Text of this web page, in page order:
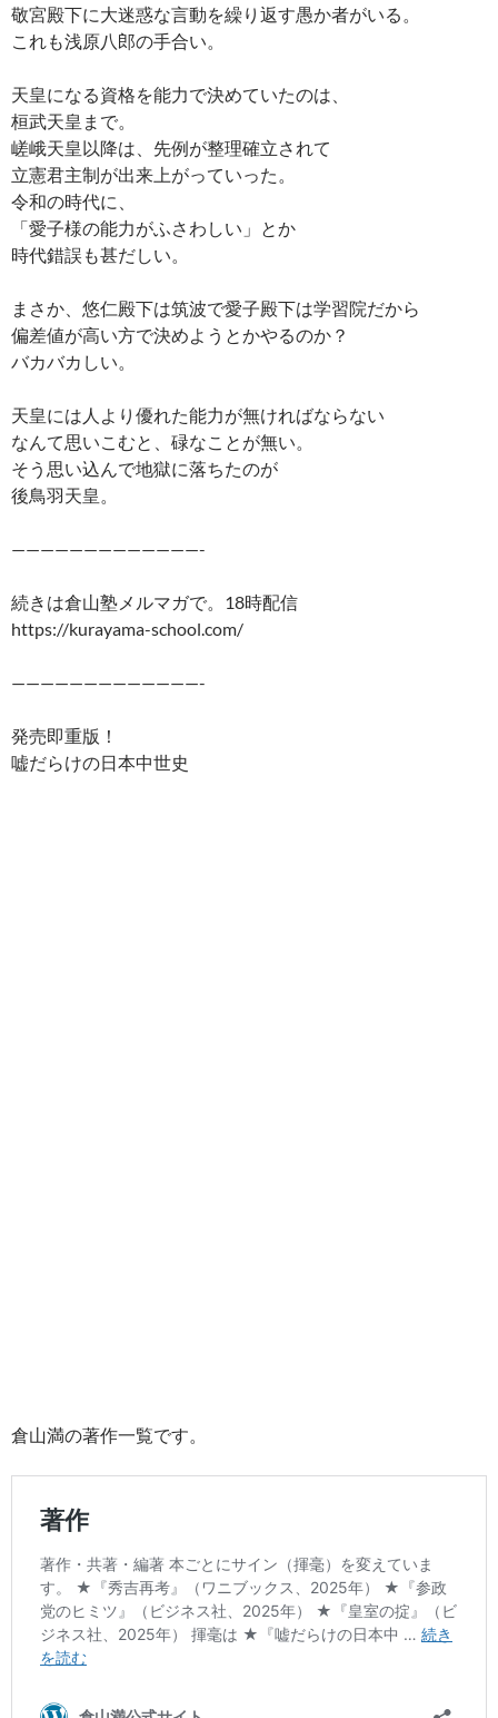
敬宮殿下に大迷惑な言動を繰り返す愚か者がいる。
これも浅原八郎の手合い。
天皇になる資格を能力で決めていたのは、
桓武天皇まで。
嵯峨天皇以降は、先例が整理確立されて
立憲君主制が出来上がっていった。
令和の時代に、
「愛子様の能力がふさわしい」とか
時代錯誤も甚だしい。
まさか、悠仁殿下は筑波で愛子殿下は学習院だから
偏差値が高い方で決めようとかやるのか？
バカバカしい。
天皇には人より優れた能力が無ければならない
なんて思いこむと、碌なことが無い。
そう思い込んで地獄に落ちたのが
後鳥羽天皇。
—————————————-
続きは倉山塾メルマガで。18時配信
https://kurayama-school.com/
—————————————-
発売即重版！
嘘だらけの日本中世史
倉山満の著作一覧です。